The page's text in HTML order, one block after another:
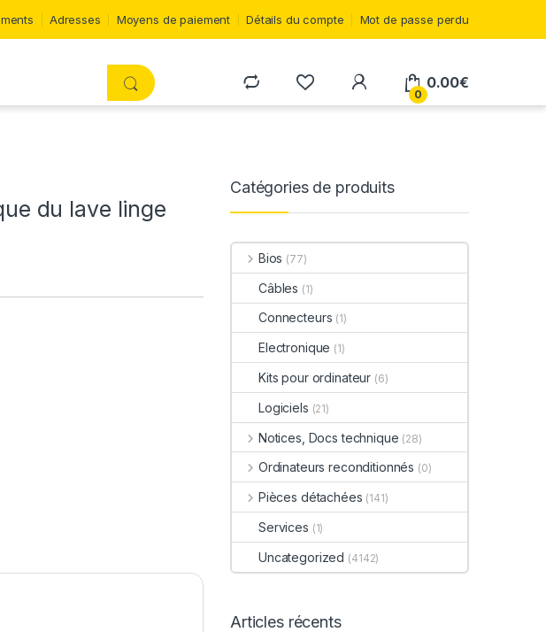
Adresses Moyens de paiement Détails du compte Mot de passe perdu
0
0.00€
du lave linge
Catégories de produits
Bios (77)
Câbles (1)
Connecteurs (1)
Electronique (1)
Kits pour ordinateur (6)
Logiciels (21)
Notices, Docs technique (28)
Ordinateurs reconditionnés (0)
Pièces détachées (141)
Services (1)
Uncategorized (4142)
Articles récents